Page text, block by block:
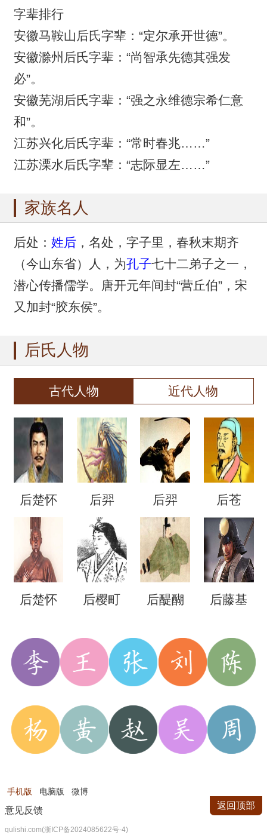
字辈排行
安徽马鞍山后氏字辈：“定尔承开世德”。
安徽滁州后氏字辈：“尚智承先德其强发
必”。
安徽芜湖后氏字辈：“强之永维德宗希仁意
和”。
江苏兴化后氏字辈：“常时春兆……”
江苏溧水后氏字辈：“志际显左……”
家族名人
后处： 姓后，名处，字子里，春秋末期齐
（今山东省）人，为孔子七十二弟子之一，
潜心传播儒学。唐开元年间封“营丘伯”，宋
又加封“胶东侯”。
后氏人物
古代人物 近代人物
后楚怀
王
后羿 后羿 后苍
后楚怀 后樱町 后醍醐 后藤基
手机版 电脑版 微博
意见反馈
qulishi.com(浙ICP备2024085622号-4)
返回顶部